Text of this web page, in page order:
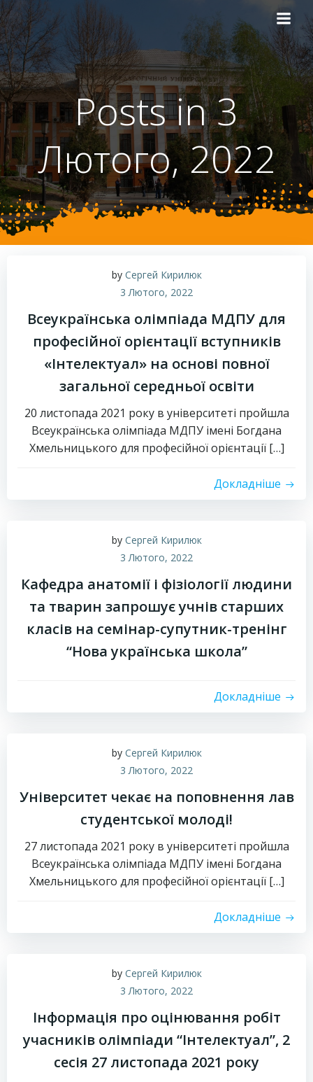
вмісту
Posts in 3
Лютого, 2022
by Сергей Кирилюк
3 Лютого, 2022
Всеукраїнська олімпіада МДПУ для
професійної орієнтації вступників
«Інтелектуал» на основі повної
загальної середньої освіти
20 листопада 2021 року в університеті пройшла
Всеукраїнська олімпіада МДПУ імені Богдана
Хмельницького для професійної орієнтації […]
Докладніше
by Сергей Кирилюк
3 Лютого, 2022
Кафедра анатомії і фізіології людини
та тварин запрошує учнів старших
класів на семінар-супутник-тренінг
“Нова українська школа”
Докладніше
by Сергей Кирилюк
3 Лютого, 2022
Університет чекає на поповнення лав
студентської молоді!
27 листопада 2021 року в університеті пройшла
Всеукраїнська олімпіада МДПУ імені Богдана
Хмельницького для професійної орієнтації […]
Докладніше
by Сергей Кирилюк
3 Лютого, 2022
Інформація про оцінювання робіт
учасників олімпіади “Інтелектуал”, 2
сесія 27 листопада 2021 року